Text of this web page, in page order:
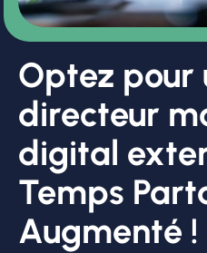
Optez pour
directeur
digital
Temps
Augmenté !